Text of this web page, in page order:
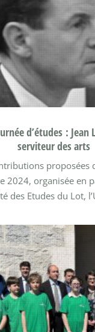
d’études :
serviteur des arts
proposées
2024, organisée en
des Etudes du Lot,